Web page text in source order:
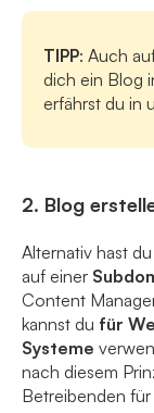
TIPP: Auch
dich ein Blog
erfährst du in
2. Blog
Alternativ hast
auf einer
Content
kannst du für
Systeme
nach diesem
Betreibenden